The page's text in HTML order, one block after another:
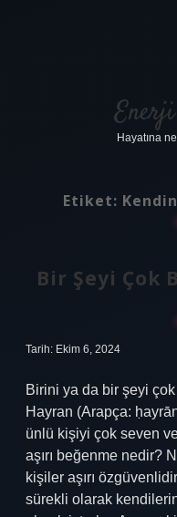
Hayatına
Etiket:
Bir Şeyi Çok
Tarih: Ekim 6, 2024
Birini ya da bir şeyi
Hayran (Arapça:
ünlü kişiyi çok seven
aşırı beğenme nedir?
kişiler aşırı
sürekli olarak